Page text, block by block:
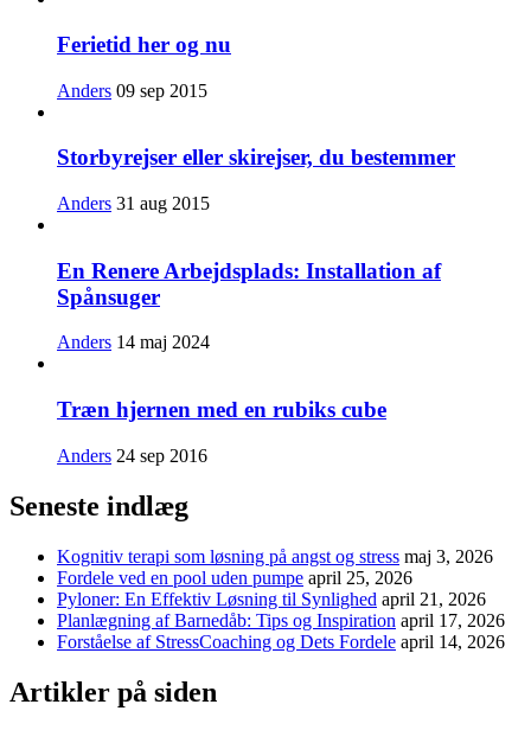
Ferietid her og nu
Anders 09 sep 2015
Storbyrejser eller skirejser, du bestemmer
Anders 31 aug 2015
En Renere Arbejdsplads: Installation af
Spånsuger
Anders 14 maj 2024
Træn hjernen med en rubiks cube
Anders 24 sep 2016
Seneste indlæg
Kognitiv terapi som løsning på angst og stress maj 3, 2026
Fordele ved en pool uden pumpe april 25, 2026
Pyloner: En Effektiv Løsning til Synlighed april 21, 2026
Planlægning af Barnedåb: Tips og Inspiration april 17, 2026
Forståelse af StressCoaching og Dets Fordele april 14, 2026
Artikler på siden